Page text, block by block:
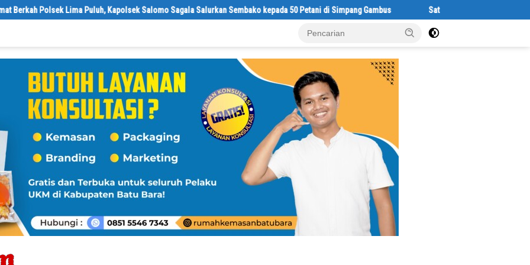
Kapolsek Salomo Sagala Salurkan Sembako kepada 50 Petani di Simpang Gambus Satresnarkoba Polres Batu Bara Gelar Jum’at Berkah,